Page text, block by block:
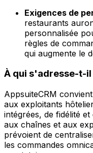
Exigences de
restaurants
personnalisée
règles de
qui augmente le
À qui s'adresse-t-il
AppsuiteCRM
aux exploitants
intégrées, de fidélité
aux chaînes et aux
prévoient de
les commandes